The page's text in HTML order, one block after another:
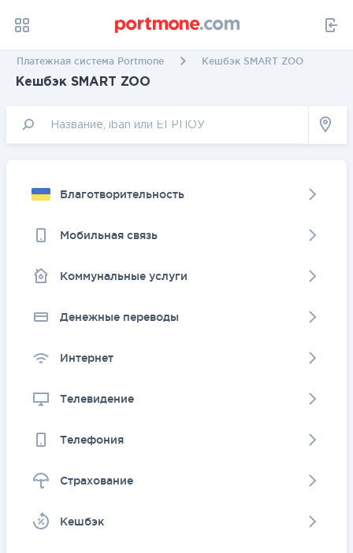
Платежная система Portmone Кешбэк SMART ZOO
Кешбэк SMART ZOO
Благотворительность
Мобильная связь
Коммунальные услуги
Денежные переводы
Интернет
Телевидение
Телефония
Страхование
Kешбэк